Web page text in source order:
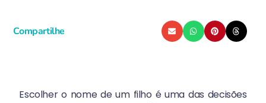
Compartilhe
Escolher o nome de um filho é uma das decisões